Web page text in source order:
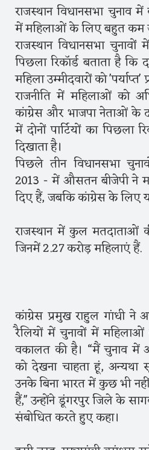
राजस्थान विधानसभा चुनाव में
में महिलाओं के लिए बहुत कम
राजस्थान विधानसभा
पिछला रिकॉर्ड बताता है कि
महिला उम्मीदवारों को 'पर्याप्त'
राजनीति में महिलाओं को
कांग्रेस और भाजपा नेताओं के
में दोनों पार्टियों का पिछला
दिखाता है।
पिछले तीन विधानसभा
2013 - में औसतन बीजेपी ने
दिए हैं, जबकि कांग्रेस के लिए
राजस्थान में कुल मतदाताओं
जिनमें 2.27 करोड़ महिलाएं हैं.
कांग्रेस प्रमुख राहुल गांधी ने
रैलियों में चुनावों में महिलाओं
वकालत की है। “मैं चुनाव में
को देखना चाहता हूं, अन्यथा
उनके बिना भारत में कुछ भी
हैं,'' उन्होंने डूंगरपुर जिले के
संबोधित करते हुए कहा।